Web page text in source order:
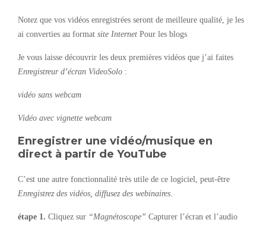
Notez que vos vidéos enregistrées seront de meilleure qualité, je les
ai converties au format site Internet Pour les blogs
Je vous laisse découvrir les deux premières vidéos que j’ai faites
Enregistreur d’écran VideoSolo :
vidéo sans webcam
Vidéo avec vignette webcam
Enregistrer une vidéo/musique en
direct à partir de YouTube
C’est une autre fonctionnalité très utile de ce logiciel, peut-être
Enregistrez des vidéos, diffusez des webinaires.
étape 1. Cliquez sur “Magnétoscope” Capturer l’écran et l’audio